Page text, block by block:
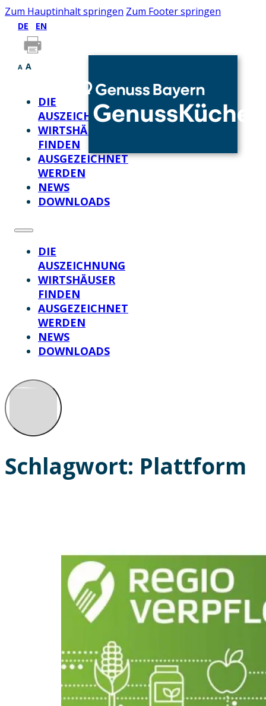
Zum Hauptinhalt springen Zum Footer springen
DE EN
A A
DIE
AUSZEICHNUNG
WIRTSHÄUSER
FINDEN
AUSGEZEICHNET
WERDEN
NEWS
DOWNLOADS
DIE
AUSZEICHNUNG
WIRTSHÄUSER
FINDEN
AUSGEZEICHNET
WERDEN
NEWS
DOWNLOADS
Schlagwort: Plattform